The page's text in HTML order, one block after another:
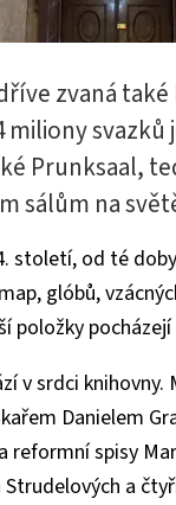
zvaná
miliony
Prunksaal,
sálům na
století, od té
glóbů,
v srdci
Danielem
reformní spisy
a